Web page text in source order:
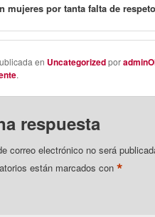
mujeres por tanta falta de respeto
en Uncategorizedpor
.
respuesta
correo electrónico no será
están marcados con*